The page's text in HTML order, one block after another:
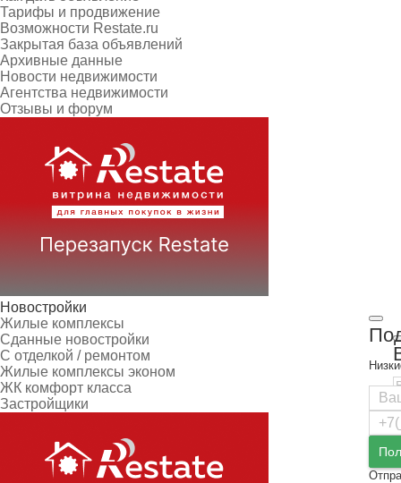
Тарифы и продвижение
Возможности Restate.ru
Закрытая база объявлений
Архивные данные
Новости недвижимости
Агентства недвижимости
Отзывы и форум
Новостройки
Жилые комплексы
Сданные новостройки
С отделкой / ремонтом
Жилые комплексы эконом
ЖК комфорт класса
Застройщики